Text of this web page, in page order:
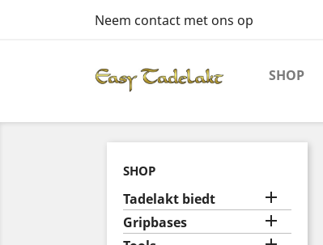
Neem contact met ons op
SHOP
SHOP
Tadelakt biedt 
Gripbases 